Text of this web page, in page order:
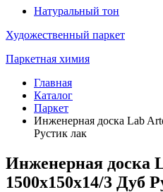
Натуральный тон
Художественный паркет
Паркетная химия
Главная
Каталог
Паркет
Инженерная доска Lab
Рустик лак
Инженерная доска
1500х150х14/3 Дуб